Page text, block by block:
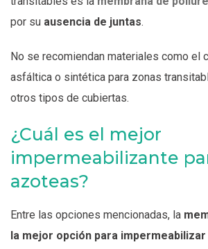
por su ausencia de juntas.
No se recomiendan materiales como el
asfáltica o sintética para zonas
otros tipos de cubiertas.
¿Cuál es el mejor
impermeabilizante
azoteas?
Entre las opciones mencionadas, la
la mejor opción para